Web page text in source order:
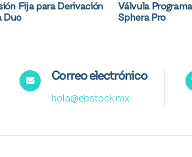
Fija para Derivación
Duo
Válvula
Sphera Pro
Correo electrónico
hola@ebstock.mx